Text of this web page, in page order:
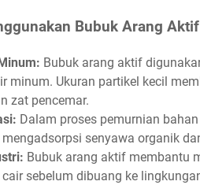
Bubuk Arang
Bubuk arang aktif
minum. Ukuran partikel kecil
zat pencemar.
Dalam proses pemurnian
senyawa organik
Bubuk arang aktif membantu
sebelum dibuang ke